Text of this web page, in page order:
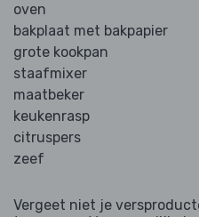
oven
bakplaat met bakpapier
grote kookpan
staafmixer
maatbeker
keukenrasp
citruspers
zeef
Vergeet niet je